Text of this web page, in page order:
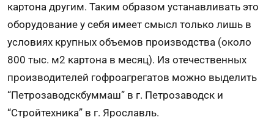
картона другим. Таким образом устанавливать это
оборудование у себя имеет смысл только лишь в
условиях крупных объемов производства (около
800 тыс. м2 картона в месяц). Из отечественных
производителей гофроагрегатов можно выделить
“Петрозаводскбуммаш” в г. Петрозаводск и
“Стройтехника” в г. Ярославль.